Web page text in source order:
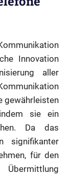
Innovation
aller
gewährleisten
sie ein
Da das
signifikanter
für den